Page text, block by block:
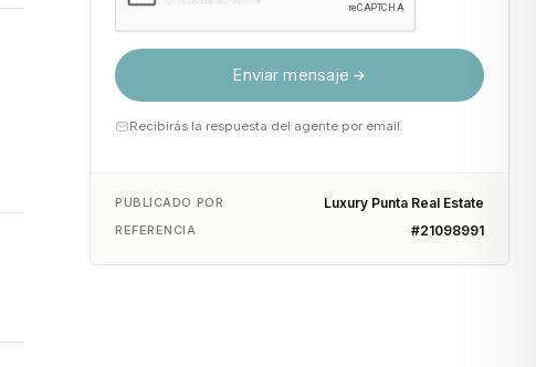
Enviar mensaje
Recibirás la respuesta del agente por email.
PUBLICADO POR Luxury Punta Real Estate
REFERENCIA #21098991